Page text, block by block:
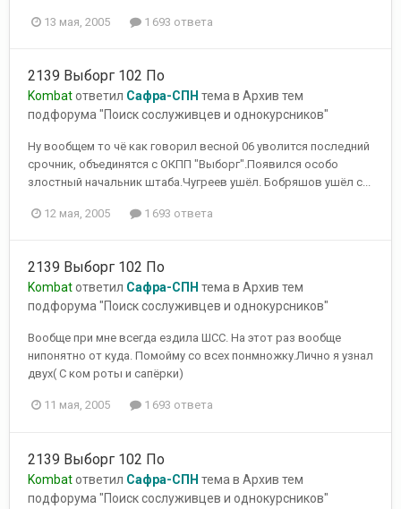
13 мая, 2005 1 693 ответа
2139 Выборг 102 По
Kombatответил Сафра-СПН тема в Архив тем
подфорума "Поиск сослуживцев и однокурсников"
Ну вообщем то чё как говорил весной 06 уволится последний
срочник, объединятся с ОКПП "Выборг".Появился особо
злостный начальник штаба.Чугреев ушёл. Бобряшов ушёл с...
12 мая, 2005 1 693 ответа
2139 Выборг 102 По
Kombatответил Сафра-СПН тема в Архив тем
подфорума "Поиск сослуживцев и однокурсников"
Вообще при мне всегда ездила ШСС. На этот раз вообще
нипонятно от куда. Помойму со всех понмножку.Лично я узнал
двух( С ком роты и сапёрки)
11 мая, 2005 1 693 ответа
2139 Выборг 102 По
Kombatответил Сафра-СПН тема в Архив тем
подфорума "Поиск сослуживцев и однокурсников"